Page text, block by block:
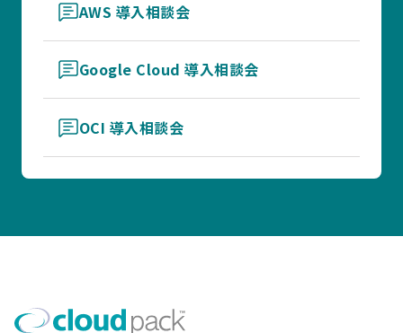
AWS 導入相談会
Google Cloud 導入相談会
OCI 導入相談会